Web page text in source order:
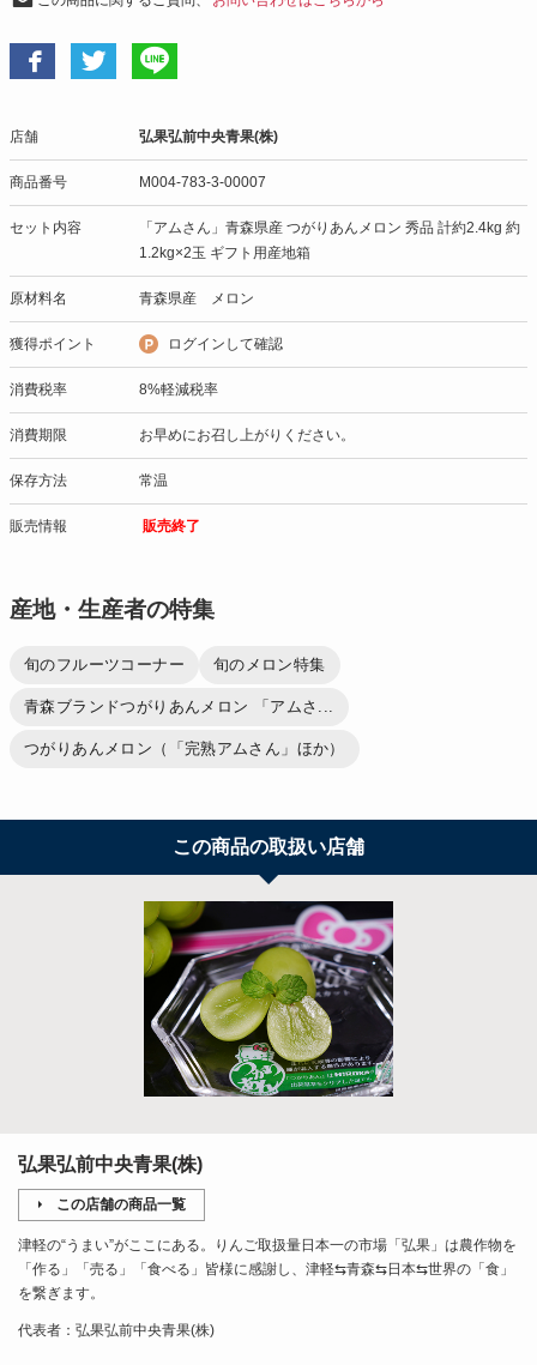
店舗 弘果弘前中央青果(株)
商品番号 M004-783-3-00007
セット内容
「アムさん」青森県産 つがりあんメロン 秀品 計約2.4kg 約
1.2kg×2玉 ギフト用産地箱
原材料名 青森県産 メロン
獲得ポイント ログインして確認
消費税率 8%軽減税率
消費期限 お早めにお召し上がりください。
保存方法 常温
販売情報 販売終了
産地・生産者の特集
旬のフルーツコーナー 旬のメロン特集
青森ブランドつがりあんメロン 「アムさ...
つがりあんメロン（「完熟アムさん」ほか）
この商品の取扱い店舗
弘果弘前中央青果(株)
この店舗の商品一覧
津軽の“うまい”がここにある。りんご取扱量日本一の市場「弘果」は農作物を
「作る」「売る」「食べる」皆様に感謝し、津軽⇆青森⇆日本⇆世界の「食」
を繋ぎます。
代表者：弘果弘前中央青果(株)